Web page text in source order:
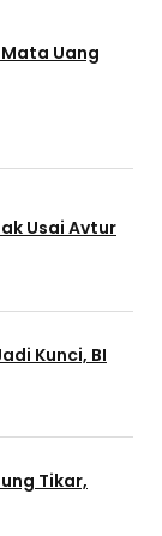
Mata Uang
Usai Avtur
Kunci, BI
Tikar,